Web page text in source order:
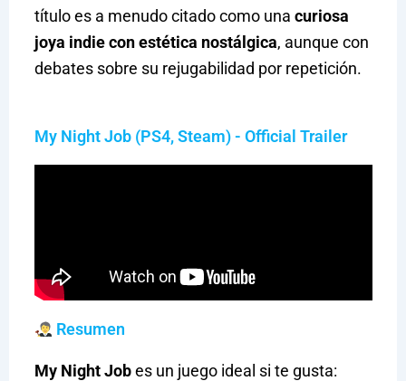
título es a menudo citado como una curiosa
joya indie con estética nostálgica, aunque con
debates sobre su rejugabilidad por repetición.
My Night Job (PS4, Steam) - Official Trailer
Resumen
My Night Jobes un juego ideal si te gusta: